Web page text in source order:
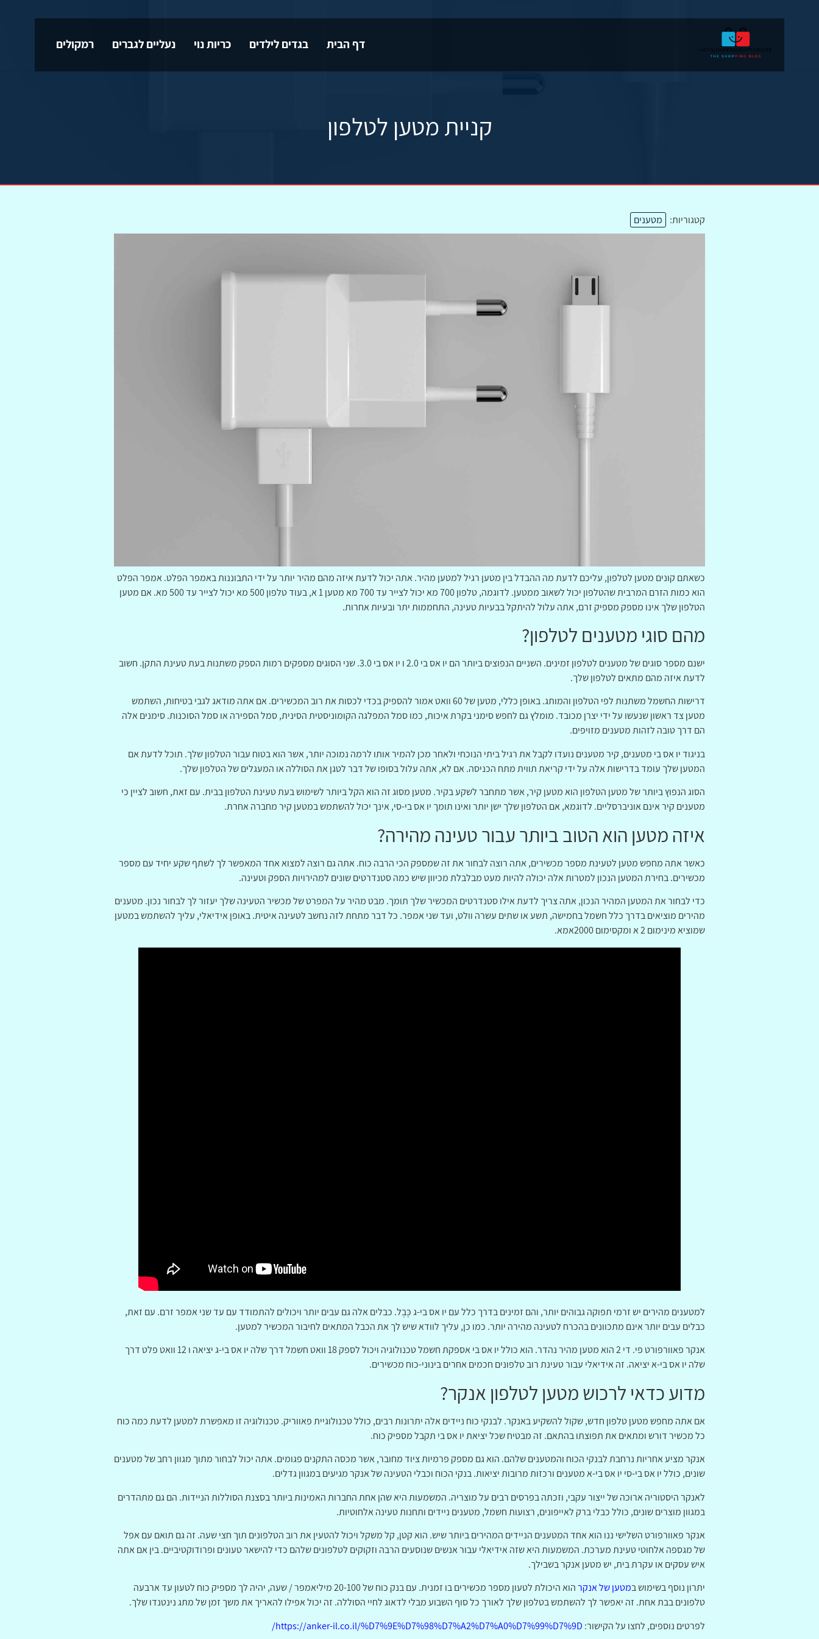
דף הבית בגדים לילדים כריות נוי נעליים לגברים רמקולים
קניית מטען לטלפון
קטגוריות: מטענים
כשאתם קונים מטען לטלפון, עליכם לדעת מה ההבדל בין מטען רגיל למטען מהיר. אתה יכול לדעת איזה מהם מהיר יותר על ידי התבוננות באמפר הפלט. אמפר הפלט
הוא כמות הזרם המרבית שהטלפון יכול לשאוב ממטען. לדוגמה, טלפון 700 מא יכול לצייר עד 700 מא מטען 1 א, בעוד טלפון 500 מא יכול לצייר עד 500 מא. אם מטען
הטלפון שלך אינו מספק מספיק זרם, אתה עלול להיתקל בבעיות טעינה, התחממות יתר ובעיות אחרות.
מהם סוגי מטענים לטלפון?
ישנם מספר סוגים של מטענים לטלפון זמינים. השניים הנפוצים ביותר הם יו אס בי 2.0 ו יו אס בי 3.0. שני הסוגים מספקים רמות הספק משתנות בעת טעינת התקן. חשוב
לדעת איזה מהם מתאים לטלפון שלך.
דרישות החשמל משתנות לפי הטלפון והמותג. באופן כללי, מטען של 60 וואט אמור להספיק בכדי לכסות את רוב המכשירים. אם אתה מודאג לגבי בטיחות, השתמש
מטען צד ראשון שנעשו על ידי יצרן מכובד. מומלץ גם לחפש סימני בקרת איכות, כמו סמל המפלגה הקומוניסטית הסינית, סמל הספירה או סמל הסוכנות. סימנים אלה
הם דרך טובה לזהות מטענים מזויפים.
בניגוד יו אס בי מטענים, קיר מטענים נועדו לקבל את רגיל ביתי הנוכחי ולאחר מכן להמיר אותו לרמה נמוכה יותר, אשר הוא בטוח עבור הטלפון שלך. תוכל לדעת אם
המטען שלך עומד בדרישות אלה על ידי קריאת תווית מתח הכניסה. אם לא, אתה עלול בסופו של דבר לטגן את הסוללה או המעגלים של הטלפון שלך.
הסוג הנפוץ ביותר של מטען הטלפון הוא מטען קיר, אשר מתחבר לשקע בקיר. מטען מסוג זה הוא הקל ביותר לשימוש בעת טעינת הטלפון בבית. עם זאת, חשוב לציין כי
מטענים קיר אינם אוניברסליים. לדוגמא, אם הטלפון שלך ישן יותר ואינו תומך יו אס בי-סי, אינך יכול להשתמש במטען קיר מחברה אחרת.
איזה מטען הוא הטוב ביותר עבור טעינה מהירה?
כאשר אתה מחפש מטען לטעינת מספר מכשירים, אתה רוצה לבחור את זה שמספק הכי הרבה כוח. אתה גם רוצה למצוא אחד המאפשר לך לשתף שקע יחיד עם מספר
מכשירים. בחירת המטען הנכון למטרות אלה יכולה להיות מעט מבלבלת מכיוון שיש כמה סטנדרטים שונים למהירויות הספק וטעינה.
כדי לבחור את המטען המהיר הנכון, אתה צריך לדעת אילו סטנדרטים המכשיר שלך תומך. מבט מהיר על המפרט של מכשיר הטעינה שלך יעזור לך לבחור נכון. מטענים
מהירים מוציאים בדרך כלל חשמל בחמישה, תשע או שתים עשרה וולט, ועד שני אמפר. כל דבר מתחת לזה נחשב לטעינה איטית. באופן אידיאלי, עליך להשתמש במטען
שמוציא מינימום 2 א ומקסימום 2000אמא.
למטענים מהירים יש זרמי תפוקה גבוהים יותר, והם זמינים בדרך כלל עם יו אס בי-ג כֶּבֶל. כבלים אלה גם עבים יותר ויכולים להתמודד עם עד שני אמפר זרם. עם זאת,
כבלים עבים יותר אינם מתכוונים בהכרח לטעינה מהירה יותר. כמו כן, עליך לוודא שיש לך את הכבל המתאים לחיבור המכשיר למטען.
אנקר פאוורפורט פי. די 2 הוא מטען מהיר נהדר. הוא כולל יו אס בי אספקת חשמל טכנולוגיה ויכול לספק 18 וואט חשמל דרך שלה יו אס בי-ג יציאה ו 12 וואט פלט דרך
שלה יו אס בי-א יציאה. זה אידיאלי עבור טעינת רוב טלפונים חכמים אחרים בינוני-כוח מכשירים.
מדוע כדאי לרכוש מטען לטלפון אנקר?
אם אתה מחפש מטען טלפון חדש, שקול להשקיע באנקר. לבנקי כוח ניידים אלה יתרונות רבים, כולל טכנולוגיית פאווריק. טכנולוגיה זו מאפשרת למטען לדעת כמה כוח
כל מכשיר דורש ומתאים את תפוצתו בהתאם. זה מבטיח שכל יציאת יו אס בי תקבל מספיק כוח.
אנקר מציע אחריות נרחבת לבנקי הכוח והמטענים שלהם. הוא גם מספק פרמיות ציוד מחובר, אשר מכסה התקנים פגומים. אתה יכול לבחור מתוך מגוון רחב של מטענים
שונים, כולל יו אס בי-סי יו אס בי-א מטענים ורכזות מרובות יציאות. בנקי הכוח וכבלי הטעינה של אנקר מגיעים במגוון גדלים.
לאנקר היסטוריה ארוכה של ייצור עקבי, וזכתה בפרסים רבים על מוצריה. המשמעות היא שהן אחת החברות האמינות ביותר בסצנת הסוללות הניידות. הם גם מתהדרים
במגוון מוצרים שונים, כולל כבלי ברק לאייפונים, רצועות חשמל, מטענים ניידים ותחנות טעינה אלחוטיות.
אנקר פאוורפורט השלישי ננו הוא אחד המטענים הניידים המהירים ביותר שיש. הוא קטן, קל משקל ויכול להטעין את רוב הטלפונים תוך חצי שעה. זה גם תואם עם אפל
של מגספה אלחוטי טעינת מערכת. המשמעות היא שזה אידיאלי עבור אנשים שנוסעים הרבה וזקוקים לטלפונים שלהם כדי להישאר טעונים ופרודוקטיביים. בין אם אתה
איש עסקים או עקרת בית, יש מטען אנקר בשבילך.
יתרון נוסף בשימוש במטען של אנקר
הוא היכולת לטעון מספר מכשירים בו זמנית. עם בנק כוח של 20-100 מיליאמפר / שעה, יהיה לך מספיק כוח לטעון עד ארבעה
טלפונים בבת אחת. זה יאפשר לך להשתמש בטלפון שלך לאורך כל סוף השבוע מבלי לדאוג לחיי הסוללה. זה יכול אפילו להאריך את משך זמן של מתג נינטנדו שלך.
לפרטים נוספים, לחצו על הקישור: https://anker-il.co.il/%D7%9E%D7%98%D7%A2%D7%A0%D7%99%D7%9D/